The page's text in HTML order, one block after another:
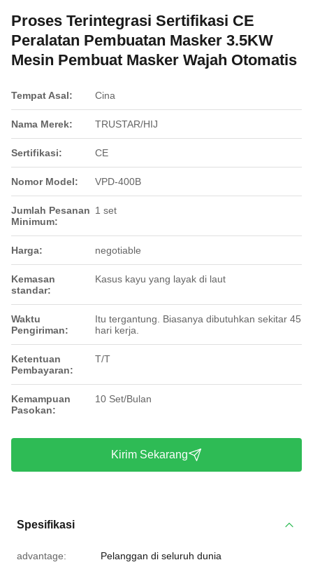
Proses Terintegrasi Sertifikasi CE
Peralatan Pembuatan Masker 3.5KW
Mesin Pembuat Masker Wajah Otomatis
Tempat Asal: Cina
Nama Merek: TRUSTAR/HIJ
Sertifikasi: CE
Nomor Model: VPD-400B
Jumlah Pesanan
Minimum:
1 set
Harga: negotiable
Kemasan
standar:
Kasus kayu yang layak di laut
Waktu
Pengiriman:
Itu tergantung. Biasanya dibutuhkan sekitar 45
hari kerja.
Ketentuan
Pembayaran:
T/T
Kemampuan
Pasokan:
10 Set/Bulan
Kirim Sekarang
Spesifikasi
advantage: Pelanggan di seluruh dunia